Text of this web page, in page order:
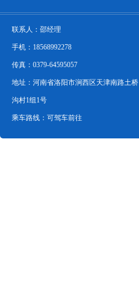
联系人：邵经理
手机：18568992278
传真：0379-64595057
地址：河南省洛阳市涧西区天津南路土桥
沟村1组1号
乘车路线：可驾车前往